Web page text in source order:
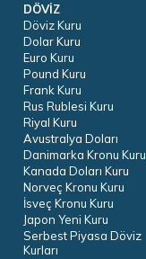
DÖVİZ
Döviz Kuru
Dolar Kuru
Euro Kuru
Pound Kuru
Frank Kuru
Rus Rublesi Kuru
Riyal Kuru
Avustralya Doları
Danimarka Kronu Kuru
Kanada Doları Kuru
Norveç Kronu Kuru
İsveç Kronu Kuru
Japon Yeni Kuru
Serbest Piyasa Döviz
Kurları